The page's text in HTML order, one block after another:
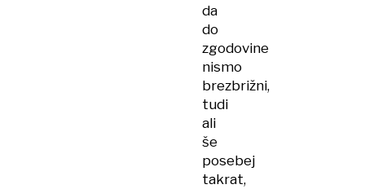
da
do
zgodovine
nismo
brezbrižni,
tudi
ali
še
posebej
takrat,